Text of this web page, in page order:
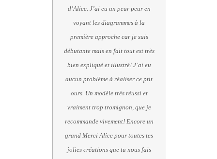
d’Alice. J’ai eu un peur peur en
voyant les diagrammes à la
première approche car je suis
débutante mais en fait tout est très
bien expliqué et illustré! J’ai eu
aucun problème à réaliser ce ptit
ours. Un modèle très réussi et
vraiment trop tromignon, que je
recommande vivement! Encore un
grand Merci Alice pour toutes tes
jolies créations que tu nous fais